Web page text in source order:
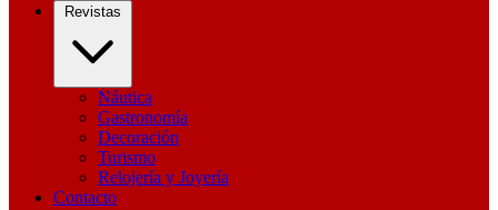
Revistas
Náutica
Gastronomía
Decoración
Turismo
Relojería y Joyería
Contacto